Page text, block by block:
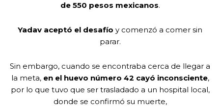
de 550 pesos mexicanos.
Yadav aceptó el desafío y comenzó a comer sin
parar.
Sin embargo, cuando se encontraba cerca de llegar a
la meta, en el huevo número 42 cayó inconsciente,
por lo que tuvo que ser trasladado a un hospital local,
donde se confirmó su muerte,